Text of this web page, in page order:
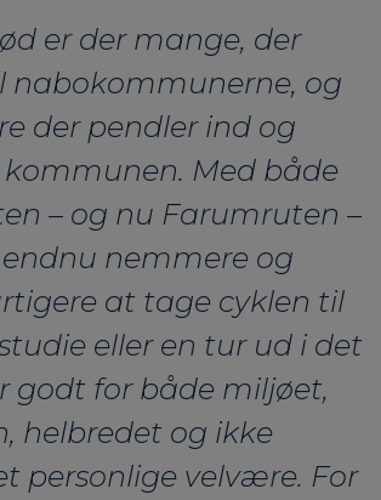
er der mange, der
nabokommunerne, og
der pendler ind og
kommunen. Med både
– og nu Farumruten –
nemmere og
at tage cyklen til
eller en tur ud i det
godt for både miljøet,
helbredet og ikke
personlige velvære. For